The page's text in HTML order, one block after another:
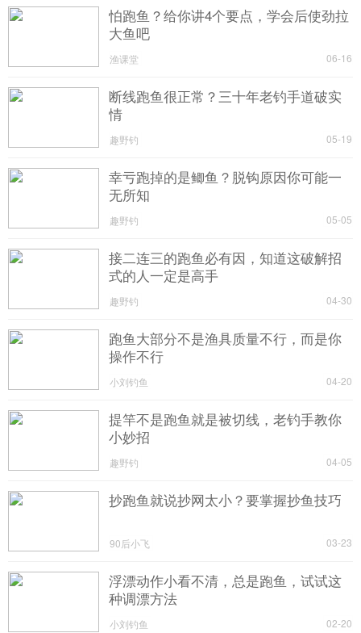
怕跑鱼？给你讲4个要点，学会后使劲拉
大鱼吧
渔课堂 06-16
断线跑鱼很正常？三十年老钓手道破实
情
趣野钓 05-19
幸亏跑掉的是鲫鱼？脱钩原因你可能一
无所知
趣野钓 05-05
接二连三的跑鱼必有因，知道这破解招
式的人一定是高手
趣野钓 04-30
跑鱼大部分不是渔具质量不行，而是你
操作不行
小刘钓鱼 04-20
提竿不是跑鱼就是被切线，老钓手教你
小妙招
趣野钓 04-05
抄跑鱼就说抄网太小？要掌握抄鱼技巧
90后小飞 03-23
浮漂动作小看不清，总是跑鱼，试试这
种调漂方法
小刘钓鱼 02-20